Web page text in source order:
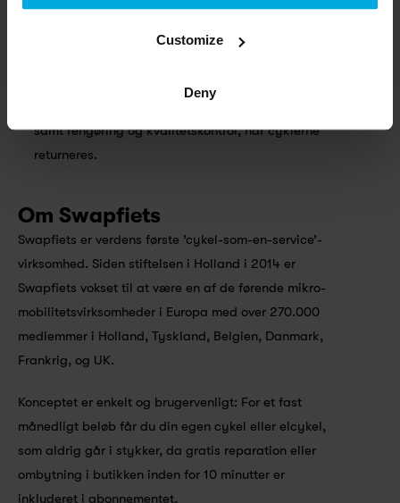
Customize
Deny
mere end 1.200 medarbejdere på tværs af 8
samt rengøring og kvalitetskontrol, når cyklerne
returneres.
Om Swapfiets
Swapfiets er verdens første ’cykel-som-en-service’-
virksomhed. Siden stiftelsen i Holland i 2014 er
Swapfiets vokset til at være en af de førende mikro-
mobilitetsvirksomheder i Europa med over 270.000
medlemmer i Holland, Tyskland, Belgien, Danmark,
Frankrig, og UK.
Konceptet er enkelt og brugervenligt: For et fast
månedligt beløb får du din egen cykel eller elcykel,
som aldrig går i stykker, da gratis reparation eller
ombytning i butikken inden for 10 minutter er
inkluderet i abonnementet.